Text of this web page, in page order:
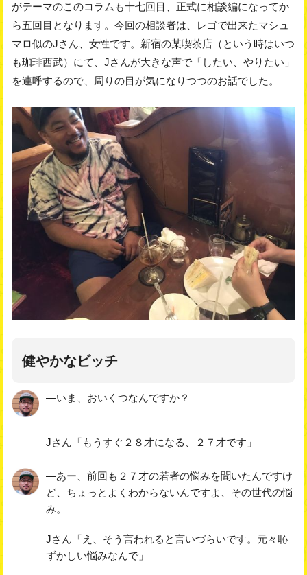
がテーマのこのコラムも十七回目、正式に相談編になってか
ら五回目となります。今回の相談者は、レゴで出来たマシュ
マロ似のJさん、女性です。新宿の某喫茶店（という時はいつ
も珈琲西武）にて、Jさんが大きな声で「したい、やりたい」
を連呼するので、周りの目が気になりつつのお話でした。
健やかなビッチ
―いま、おいくつなんですか？
Jさん「もうすぐ２８才になる、２７才です」
―あー、前回も２７才の若者の悩みを聞いたんですけ
ど、ちょっとよくわからないんですよ、その世代の悩
み。
Jさん「え、そう言われると言いづらいです。元々恥
ずかしい悩みなんで」